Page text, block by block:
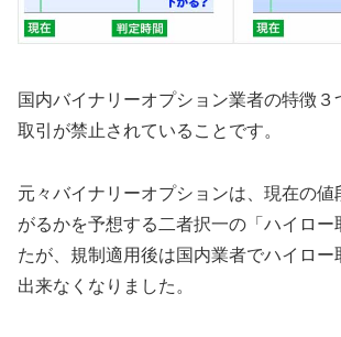
国内バイナリーオプション業者の特徴３
取引が禁止されていることです。
元々バイナリーオプションは、現在の値
がるかを予想する二者択一の「ハイロー
たが、規制適用後は国内業者でハイロー
出来なくなりました。